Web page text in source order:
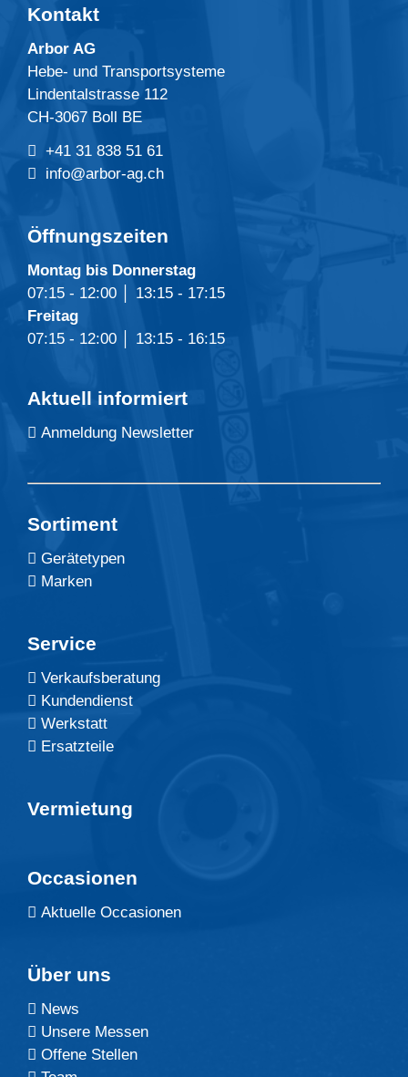
Kontakt
Arbor AG
Hebe- und Transportsysteme
Lindentalstrasse 112
CH-3067 Boll BE
+41 31 838 51 61
info@arbor-ag.ch
Öffnungszeiten
Montag bis Donnerstag
07:15 - 12:00 │ 13:15 - 17:15
Freitag
07:15 - 12:00 │ 13:15 - 16:15
Aktuell informiert
Anmeldung Newsletter
Sortiment
Gerätetypen
Marken
Service
Verkaufsberatung
Kundendienst
Werkstatt
Ersatzteile
Vermietung
Occasionen
Aktuelle Occasionen
Über uns
News
Unsere Messen
Offene Stellen